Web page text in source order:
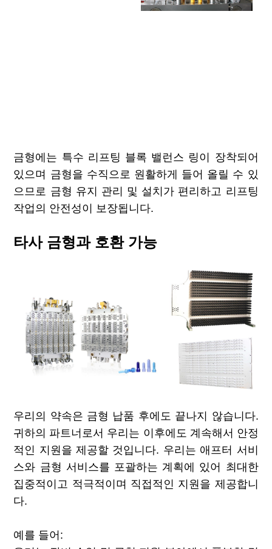
금형에는 특수 리프팅 블록 밸런스 링이 장착되어
있으며 금형을 수직으로 원활하게 들어 올릴 수 있
으므로 금형 유지 관리 및 설치가 편리하고 리프팅
작업의 안전성이 보장됩니다.
타사 금형과 호환 가능
우리의 약속은 금형 납품 후에도 끝나지 않습니다.
귀하의 파트너로서 우리는 이후에도 계속해서 안정
적인 지원을 제공할 것입니다. 우리는 애프터 서비
스와 금형 서비스를 포괄하는 계획에 있어 최대한
집중적이고 적극적이며 직접적인 지원을 제공합니
다.
예를 들어: